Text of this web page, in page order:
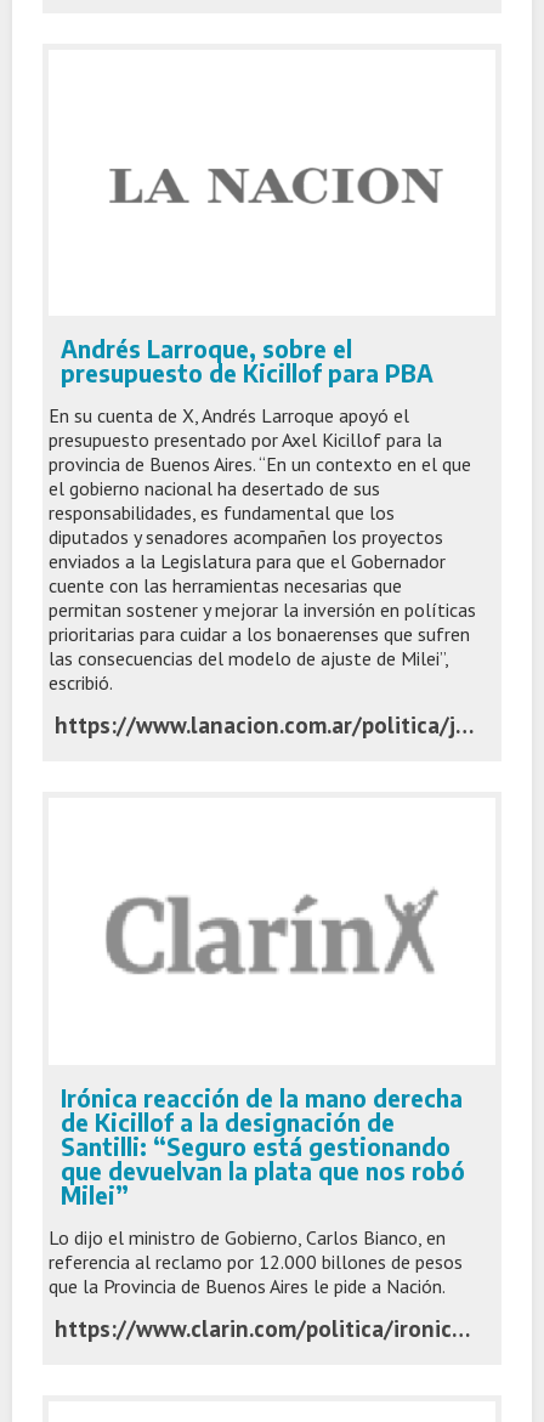
Andrés Larroque, sobre el
presupuesto de Kicillof para PBA
En su cuenta de X, Andrés Larroque apoyó el
presupuesto presentado por Axel Kicillof para la
provincia de Buenos Aires. “En un contexto en el que
el gobierno nacional ha desertado de sus
responsabilidades, es fundamental que los
diputados y senadores acompañen los proyectos
enviados a la Legislatura para que el Gobernador
cuente con las herramientas necesarias que
permitan sostener y mejorar la inversión en políticas
prioritarias para cuidar a los bonaerenses que sufren
las consecuencias del modelo de ajuste de Milei”,
escribió.
https://www.lanacion.com.ar/politica/javier-milei-en-vivo-las-ultimas-medidas-del-gobierno-nid03112025/
Irónica reacción de la mano derecha
de Kicillof a la designación de
Santilli: “Seguro está gestionando
que devuelvan la plata que nos robó
Milei”
Lo dijo el ministro de Gobierno, Carlos Bianco, en
referencia al reclamo por 12.000 billones de pesos
que la Provincia de Buenos Aires le pide a Nación.
https://www.clarin.com/politica/ironica-reaccion-mano-derecha-kicillof-designacion-santilli-seguro-gestionando-devuelvan-plata-robo-milei_0_aEXbvB72yG.html